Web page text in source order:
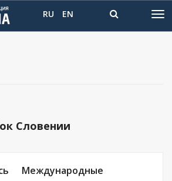
RU EN
Словении
Международные